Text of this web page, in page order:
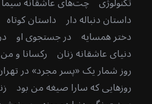
داستان دنباله دار داستان کوتاه
دختر همسایه در جستجوی او
دنیای عاشقانه زنان رکسانا و من
روز شمار یک «پسر مجرد» در
روزهایی که سارا صیغه من بود